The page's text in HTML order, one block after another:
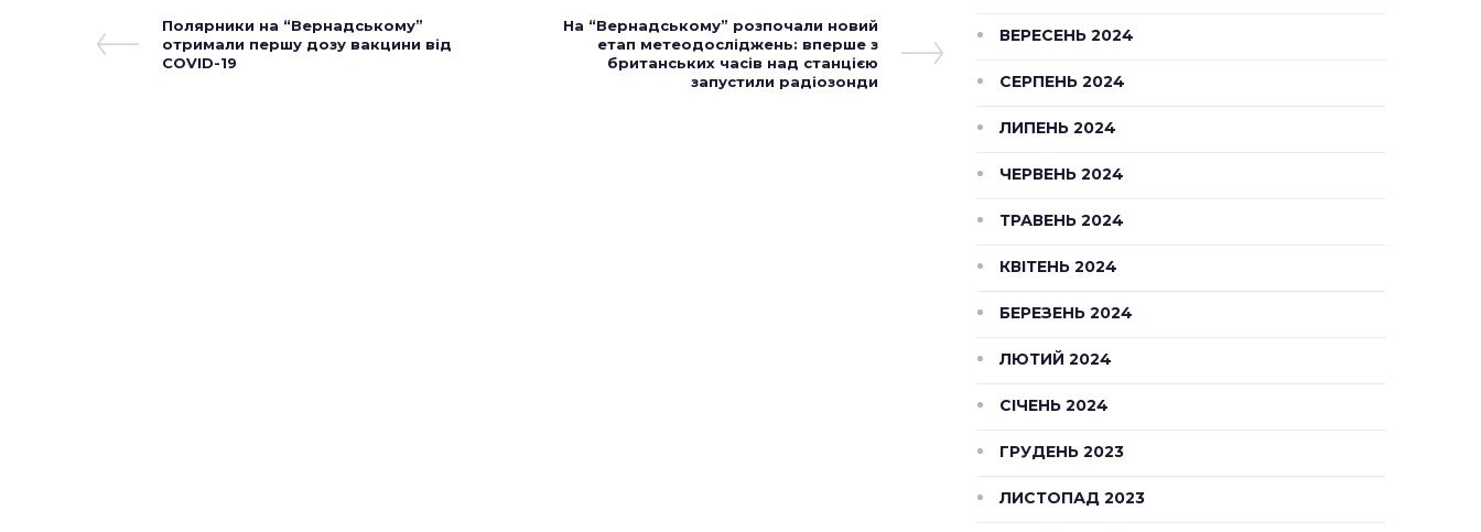
Навігація
записів
Previous
Post
Полярники на “Вернадському”
отримали першу дозу вакцини від
COVID-19
Next
Post
На “Вернадському” розпочали новий
етап метеодосліджень: вперше з
британських часів над станцією
запустили радіозонди
ВЕРЕСЕНЬ 2024
СЕРПЕНЬ 2024
ЛИПЕНЬ 2024
ЧЕРВЕНЬ 2024
ТРАВЕНЬ 2024
КВІТЕНЬ 2024
БЕРЕЗЕНЬ 2024
ЛЮТИЙ 2024
СІЧЕНЬ 2024
ГРУДЕНЬ 2023
ЛИСТОПАД 2023